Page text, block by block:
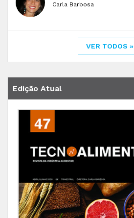
Carla Barbosa
VER TODOS »
Edição Atual